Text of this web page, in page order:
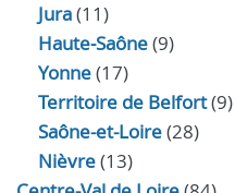
Jura(11)
Haute‑Saône(9)
Yonne(17)
Territoire de Belfort(9)
Saône-et-Loire(28)
Nièvre(13)